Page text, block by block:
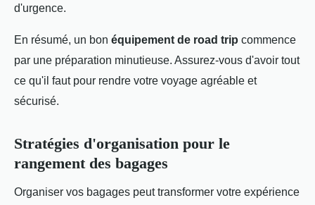
d'urgence.
En résumé, un bon équipement de road trip commence
par une préparation minutieuse. Assurez-vous d'avoir tout
ce qu'il faut pour rendre votre voyage agréable et
sécurisé.
Stratégies d'organisation pour le
rangement des bagages
Organiser vos bagages peut transformer votre expérience